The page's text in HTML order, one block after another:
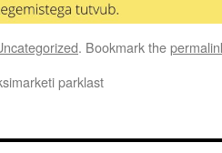
. Bookmark the
parklast